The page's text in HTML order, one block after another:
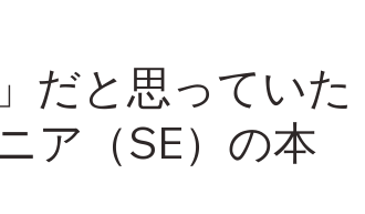
だと思っていた
ア（SE）の本